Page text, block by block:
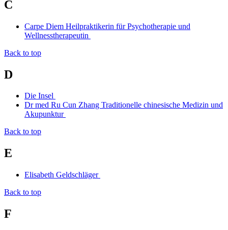
C
Carpe Diem Heilpraktikerin für Psychotherapie und
Wellnesstherapeutin
Back to top
D
Die Insel
Dr med Ru Cun Zhang Traditionelle chinesische Medizin und
Akupunktur
Back to top
E
Elisabeth Geldschläger
Back to top
F